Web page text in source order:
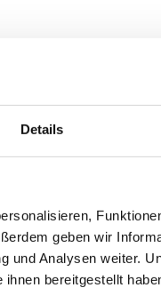
Details
geben wir
und Analysen weiter.
bereitgestellt